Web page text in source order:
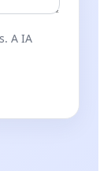
A IA